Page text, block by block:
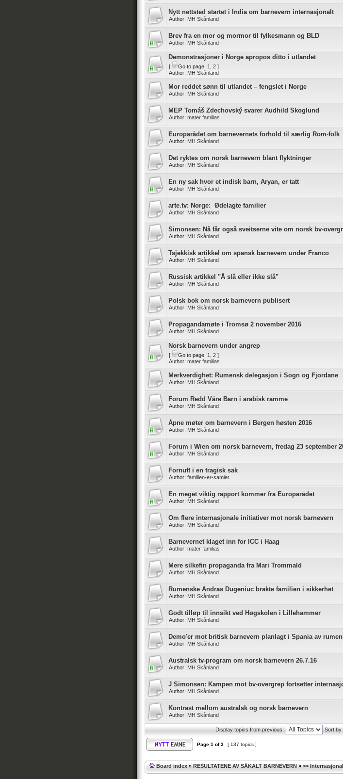
Nytt nettsted startet i India om barnevern internasjonalt
Author: MH Skånland
Brev fra en mor og mormor til fylkesmann og BLD
Author: MH Skånland
Demonstrasjoner i Norge apropos ditto i utlandet
[ Go to page: 1 2 ]
Author: MH Skånland
Mor reddet sønn til utlandet – fengslet i Norge
Author: MH Skånland
MEP Tomáš Zdechovský svarer Audhild Skoglund
Author: mater familias
Europarådet om barnevernets forhold til særlig Rom-folk
Author: MH Skånland
Det ryktes om norsk barnevern blant flyktninger
Author: MH Skånland
En ny sak hvor et indisk barn, Aryan, er tatt
Author: MH Skånland
arte.tv: Norge: Ødelagte familier
Author: MH Skånland
Simonsen: Nå får også sveitserne vite om norsk bv-
Author: MH Skånland
Tsjekkisk artikkel om spansk barnevern under Franco
Author: MH Skånland
Russisk artikkel "Å slå eller ikke slå"
Author: MH Skånland
Polsk bok om norsk barnevern publisert
Author: MH Skånland
Propagandamøte i Tromsø 2 november 2016
Author: MH Skånland
Norsk barnevern under angrep
[ Go to page: 1 2 ]
Author: mater familias
Merkverdighet: Rumensk delegasjon i Sogn og Fjordane
Author: MH Skånland
Forum Redd Våre Barn i arabisk ramme
Author: MH Skånland
Åpne møter om barnevern i Bergen høsten 2016
Author: MH Skånland
Forum i Wien om norsk barnevern, fredag 23 september
Author: MH Skånland
Fornuft i en tragisk sak
Author: familien-er-samlet
En meget viktig rapport kommer fra Europarådet
Author: MH Skånland
Om flere internasjonale initiativer mot norsk barnevern
Author: MH Skånland
Barnevernet klaget inn for ICC i Haag
Author: mater familias
Mere silkefin propaganda fra Mari Trommald
Author: MH Skånland
Rumenske Andras Dugeniuc brakte familien i sikkerhet
Author: MH Skånland
Godt tilløp til innsikt ved Høgskolen i Lillehammer
Author: MH Skånland
Demo'er mot britisk barnevern planlagt i Spania av
Author: MH Skånland
Australsk tv-program om norsk barnevern 26.7.16
Author: MH Skånland
J Simonsen: Kampen mot bv-overgrep fortsetter
Author: MH Skånland
Kontrast mellom australsk og norsk barnevern
Author: MH Skånland
Display topics from previous: Sort by
Page 1 of3 [ 137 topics ]
Board index » RESULTATENE AV SÅKALT BARNEVERN » >>